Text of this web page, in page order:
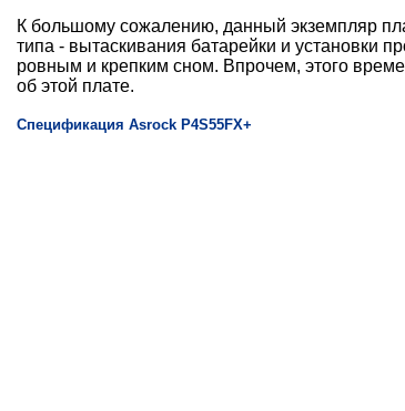
К большому сожалению, данный экземпляр
типа - вытаскивания батарейки и установки
ровным и крепким сном. Впрочем, этого
об этой плате.
Спецификация Asrock P4S55FX+